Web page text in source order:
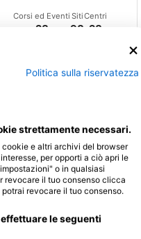
Tenggar
Corsi ed Eventi
28
Siti
98
Centri
28
b-neeser
Kalimanta Nel
Borneo indonesiano, intorno
di Dera
Politica sulla riservatezza
strettamente necessari.
e altri archivi del browser
per opporti a ciò apri le
o in qualsiasi
revocare il tuo consenso clicca
revocare il tuo consenso.
le seguenti